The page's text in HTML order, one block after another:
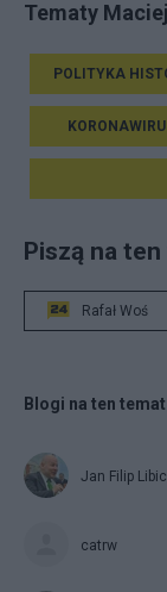
Tematy
POLITYKA
Piszą na
Rafał Woś
Blogi na ten temat
Jan Filip
catrw